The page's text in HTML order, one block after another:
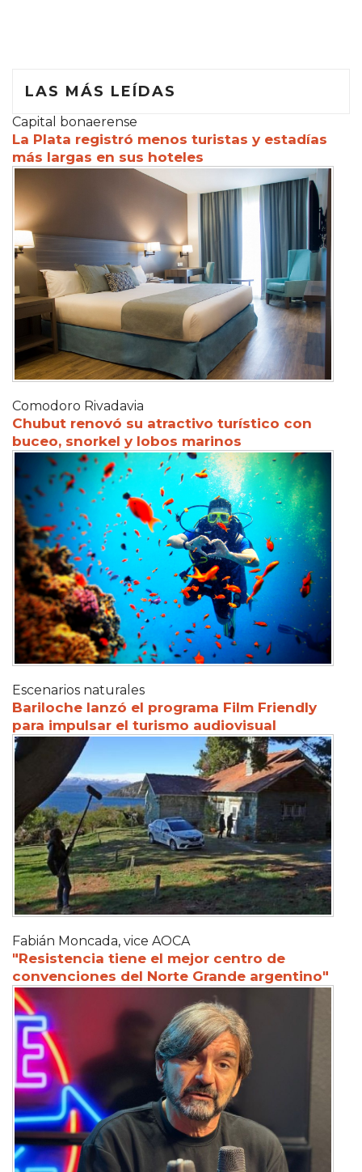
LAS MÁS LEÍDAS
Capital bonaerense
La Plata registró menos turistas y estadías
más largas en sus hoteles
Comodoro Rivadavia
Chubut renovó su atractivo turístico con
buceo, snorkel y lobos marinos
Escenarios naturales
Bariloche lanzó el programa Film Friendly
para impulsar el turismo audiovisual
Fabián Moncada, vice AOCA
"Resistencia tiene el mejor centro de
convenciones del Norte Grande argentino"